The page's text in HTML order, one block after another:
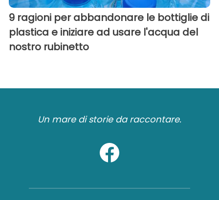
9 ragioni per abbandonare le bottiglie di
plastica e iniziare ad usare l'acqua del
nostro rubinetto
Un mare di storie da raccontare.